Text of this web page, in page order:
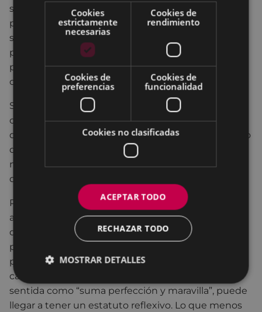
sensaciones. Creo que en general todos nosotros
podemos ser una especie de receptáculo de
sensaciones. A veces es el punto de partida de un
proyecto artístico. Aunque este varíe en el propio
proceso, puede ser una especie de principio
organizativo.
Si esas sensaciones pueden estar en el origen o la
causa de mi proceso creador, a esas sensaciones le
doy, quiera o no, un cierto sesgo, un sesgo, que creo
que es consecuencia, tiene que ver, con la mayor o
menor pasión que ponga o sienta en la realización
de una obra.
Por otra parte, la pasión no significa, creo yo, deseo,
amor, goce, sino algo más ambivalente. Nos dicen
que la pasión quiere un imposible, la pasión
produce insatisfacción, padecimiento e infelicidad
pero todo ello no como una imperfección o una
carencia o una falta. Esta imperfección puede ser
sentida como “suma perfección y maravilla”, puede
llegar a tener un estatuto reflexivo. Lo que menos
Cookies
estrictamente
necesarias
Cookies de
rendimiento
Cookies de
preferencias
Cookies de
funcionalidad
Cookies no clasificadas
ACEPTAR TODO
RECHAZAR TODO
MOSTRAR DETALLES